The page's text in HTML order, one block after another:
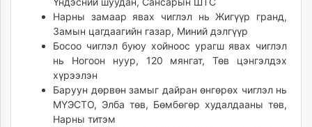
Нарны замаар явах чиглэл нь Жигүүр гранд,
Замын цагдаагийн газар, Миний дэлгүүр
Босоо чиглэл буюу хойноос урагш явах чиглэл
нь Ногоон нуур, 120 мянгат, Төв цэнгэлдэх
хүрээлэн
Баруун дөрвөн замыг дайран өнгөрөх чиглэл нь
МҮЭСТО, Элба төв, Бөмбөгөр худалдааны төв,
Нарны титэм